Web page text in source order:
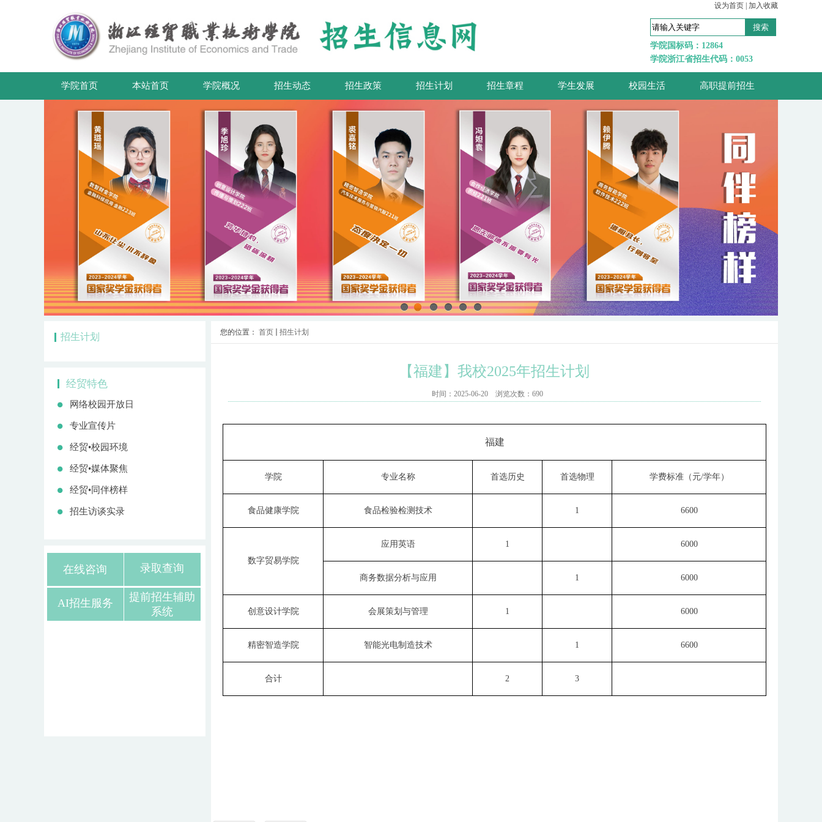
设为首页 加入收藏
学院国标码：12864
学院浙江省招生代码：0053
学院首页 本站首页 学院概况 招生动态 招生政策 招生计划 招生章程 学生发展 校园生活 高职提前招生
招生计划
经贸特色
网络校园开放日
专业宣传片
经贸•校园环境
经贸•媒体聚焦
经贸•同伴榜样
招生访谈实录
在线咨询 录取查询
AI招生服务
提前招生辅助
系统
您的位置： 首页 招生计划
【福建】我校2025年招生计划
时间：2025-06-20 浏览次数： 690
福建
学院 专业名称 首选历史 首选物理 学费标准（元/学年）
食品健康学院 食品检验检测技术 1 6600
数字贸易学院
应用英语 1 6000
商务数据分析与应用 1 6000
创意设计学院 会展策划与管理 1 6000
精密智造学院 智能光电制造技术 1 6600
合计 2 3